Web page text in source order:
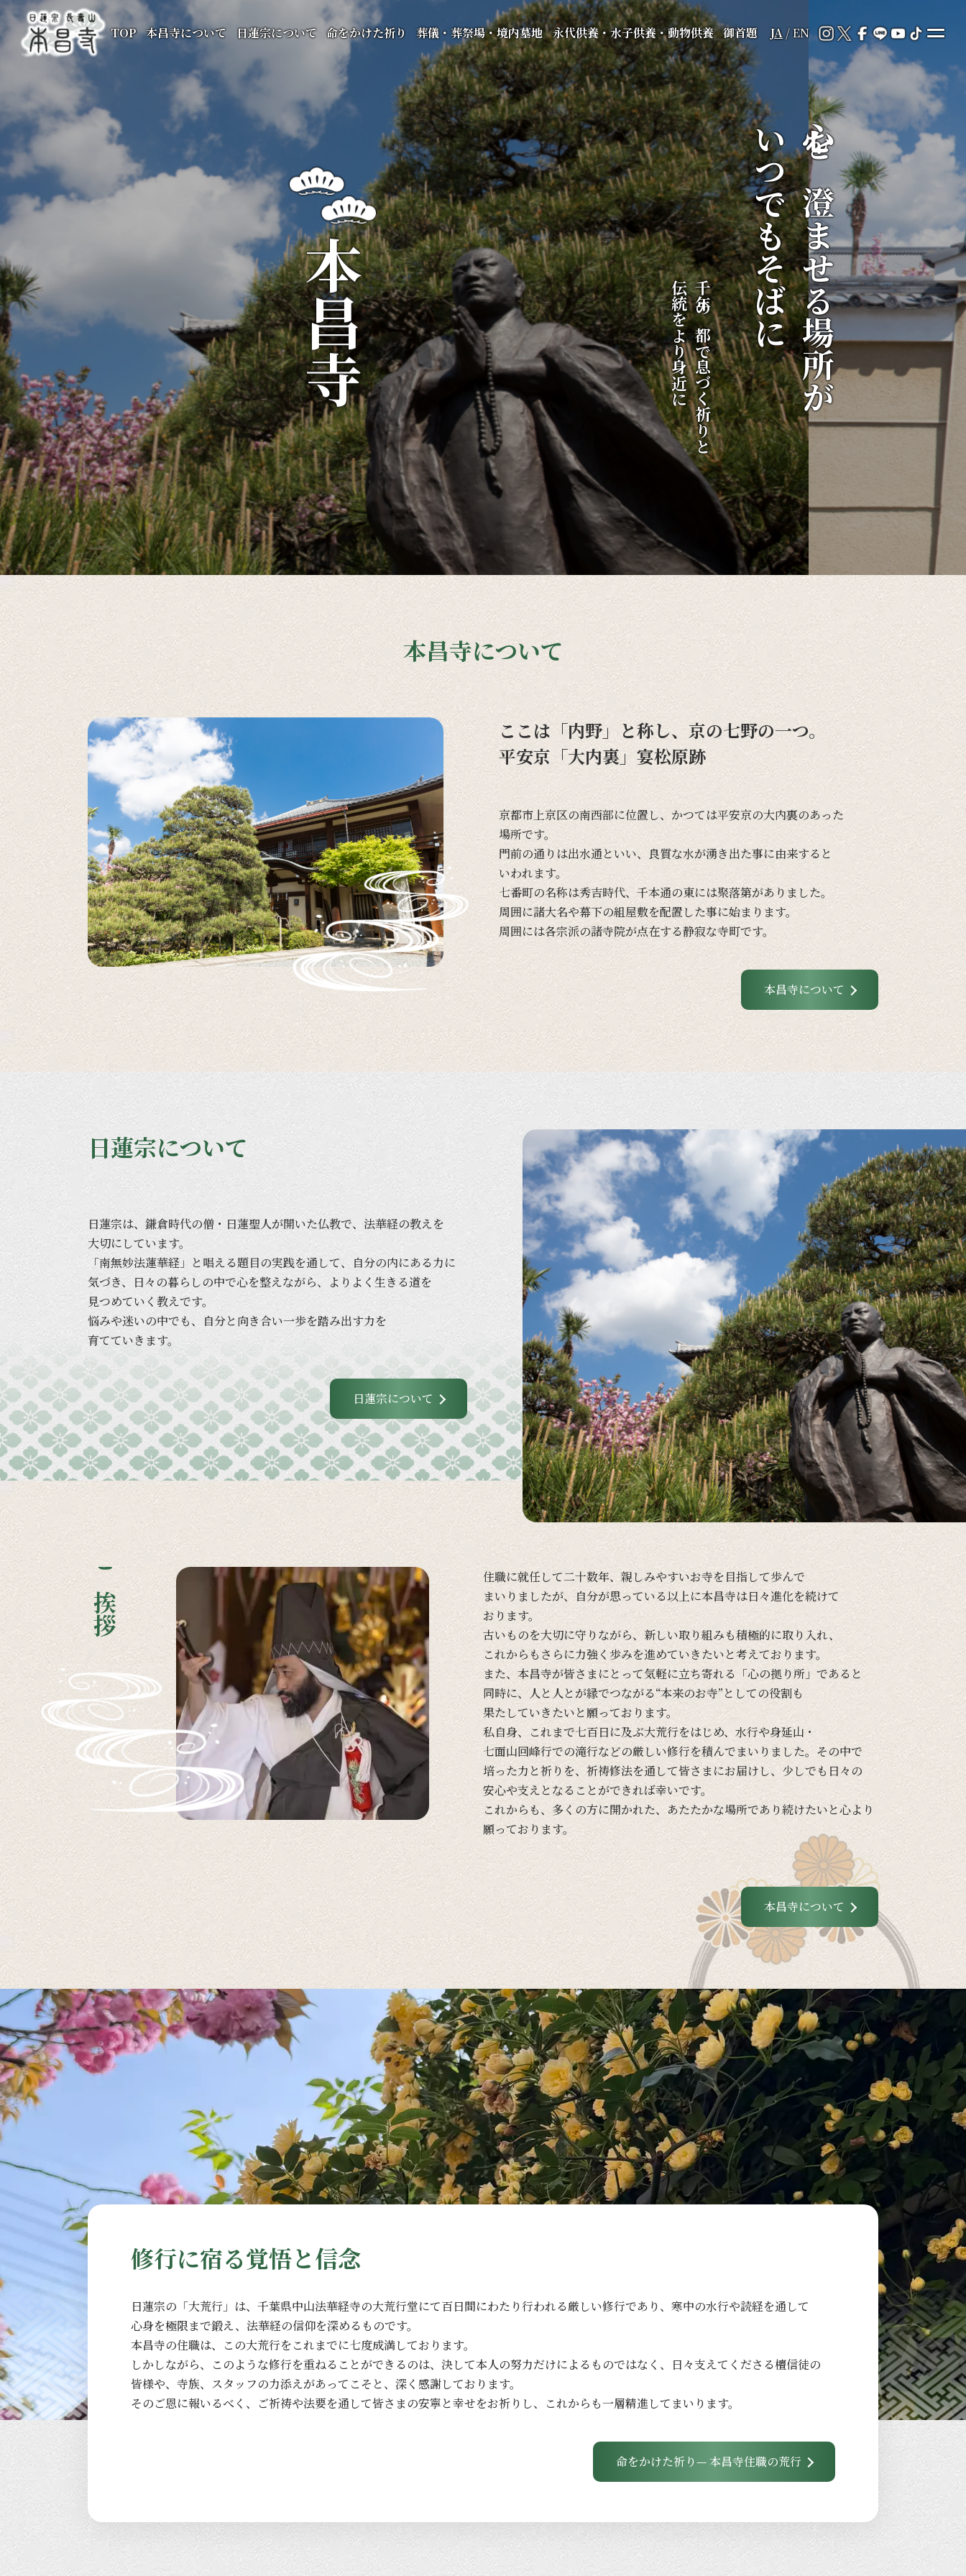
TOP 本昌寺について 日蓮宗について 命をかけた祈り 葬儀・葬祭場・境内墓地 永代供養・水子供養・動物供養 御首題 JA/EN
心を澄ませる場所が
いつでもそばに
千年の都で息づく祈りと
伝統をより身近に
本昌寺
本昌寺について
ここは「内野」と称し、京の七野の一つ。
平安京「大内裏」宴松原跡
京都市上京区の南西部に位置し、 かつては平安京の大内裏のあった
場所です。
門前の通りは出水通といい、 良質な水が湧き出た事に由来すると
いわれます。
七番町の名称は秀吉時代、千本通の東には聚落第がありました。
周囲に諸大名や幕下の組屋敷を配置した事に始まります。
周囲には各宗派の諸寺院が点在する静寂な寺町です。
本昌寺について
日蓮宗について
日蓮宗は、 鎌倉時代の僧・日蓮聖人が開いた仏教で、 法華経の教えを
大切にしています。
「南無妙法蓮華経」と唱える題目の実践を通して、 自分の内にある力に
気づき、
日々の暮らしの中で心を整えながら、 より よく 生きる道を
見つめていく 教えです。
悩みや迷いの中でも、 自分と向き合い一歩を踏み出す力を
育てていきます。
日蓮宗について
ご挨拶 住職に就任して二十数年、 親しみやすいお寺を目指して歩んで
まいりましたが、自分が思っている以上に本昌寺は日々進化を続けて
おります。
古いものを大切に守りながら、 新しい取り組みも積極的に取り入れ、
これからも さらに力強く 歩みを進めていきたいと考えております。
また、 本昌寺が皆さまにとって気軽に立ち寄れる 「心の拠り所」であると
同時に、 人と 人とが縁でつながる“本来のお寺”と しての役割も
果たしていきたいと願っております。
私自身、
これまで七百日に及ぶ大荒行をはじめ、 水行や身延山・
七面山回峰行での滝行などの厳しい修行を積んでまいりました。 その中で
培った力と祈りを、 祈祷修法を通して皆さまにお届けし、少しでも 日々の
安心や支えとなる ことができれば幸いです。
これからも、 多くの方に開かれた、 あたたかな場所であり続けたいと心より
願っております。
本昌寺について
修行に宿る覚悟と信念
日蓮宗の 「大荒行」は、 千葉県中山法華経寺の大荒行堂にて百日間にわたり行われる厳しい修行であり、 寒中の水行や読経を通して
心身を極限まで鍛え、 法華経の信仰を深める ものです。
本昌寺の住職は、 この大荒行をこれまでに七度成満しております。
しかしながら、
このような修行を重ねる ことができるのは、 決して本人の努力だけによる ものではなく、 日々支えてくださる檀信徒の
皆様や、 寺族、 スタッフの力添えがあってこそと、 深く 感謝しております。
そのご恩に報いるべく、 ご祈祷や法要を通して皆さまの安寧と幸せをお祈りし、 これからも一層精進してまいります。
命をかけた祈り— 本昌寺住職の荒行